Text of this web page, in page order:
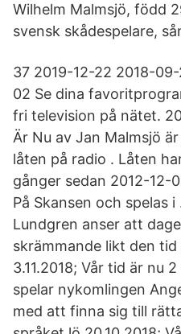
Wilhelm Malmsjö, född
svensk skådespelare,
37 2019-12-22 2018-
02 Se dina
fri television på nätet.
Är Nu av Jan Malmsjö
låten på radio . Låten
gånger sedan 2012-12-
På Skansen och spelas
Lundgren anser att
skrämmande likt den tid
3.11.2018; Vår tid är nu
spelar nykomlingen
med att finna sig till